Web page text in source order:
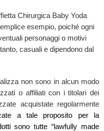
Chirurgica Baby Yoda
esempio, poiché ogni
personaggi o motivi
casuali e dipendono dal
non sono in alcun modo
o affiliati con i titolari dei
acquistate regolarmente
a tale proposito per la
sono tutte “lawfully made